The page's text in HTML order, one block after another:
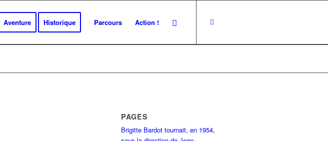
Aventure Historique Parcours Action !
PAGES
Brigitte Bardot tournait, en 1954,